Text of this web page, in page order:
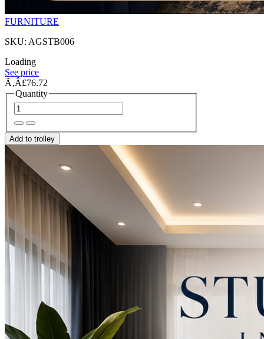
FURNITURE
SKU: AGSTB006
Loading
See price
Ã‚Â£76.72
Quantity
Add to trolley